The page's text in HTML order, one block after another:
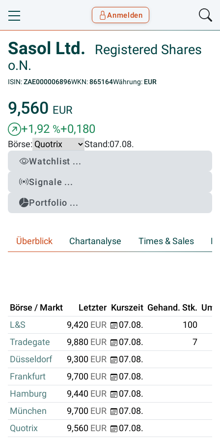
Toggle navigation
Anmelden
Sasol Ltd.
Registered Shares
o.N.
ISIN:ZAE000006896WKN:865164Währung: EUR
9,560 EUR
+1,92 %+0,180
Börse: Stand:07.08.
Watchlist ...
Signale ...
Portfolio ...
Überblick Chartanalyse Times & Sales
Börse / Markt Letzter Kurszeit Gehand. Stk.
L&S
9,420 EUR 07.08.
100
Tradegate
9,880 EUR 07.08.
7
Düsseldorf
9,300 EUR
07.08.
Frankfurt
9,700 EUR
07.08.
Hamburg
9,440 EUR
07.08.
München
9,700 EUR
07.08.
Quotrix
9,560 EUR
07.08.